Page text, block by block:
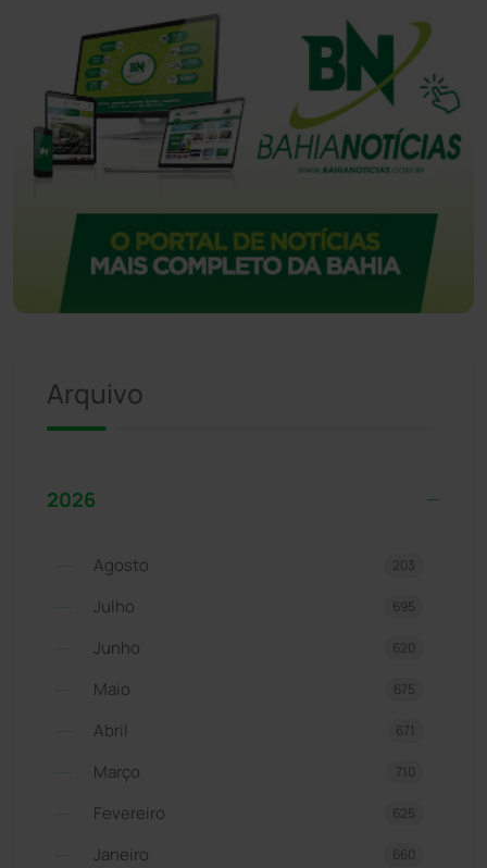
Arquivo
2026
Agosto 203
Julho 695
Junho 620
Maio 675
Abril 671
Março 710
Fevereiro 625
Janeiro 660